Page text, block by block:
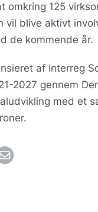
omkring 125
vil blive aktivt
de kommende år.
af Interreg
2027 gennem
med et